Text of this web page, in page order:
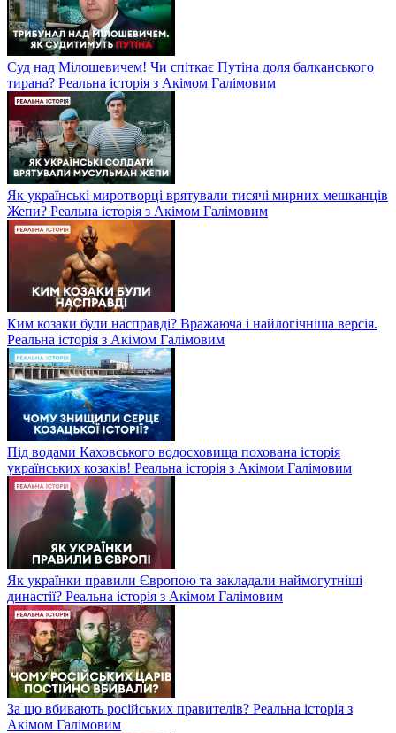
Суд над Мілошевичем! Чи спіткає Путіна доля балканського
тирана? Реальна історія з Акімом Галімовим
Як українські миротворці врятували тисячі мирних мешканців
Жепи? Реальна історія з Акімом Галімовим
Ким козаки були насправді? Вражаюча і найлогічніша версія.
Реальна історія з Акімом Галімовим
Під водами Каховського водосховища похована історія
українських козаків! Реальна історія з Акімом Галімовим
Як українки правили Європою та закладали наймогутніші
династії? Реальна історія з Акімом Галімовим
За що вбивають російських правителів? Реальна історія з
Акімом Галімовим